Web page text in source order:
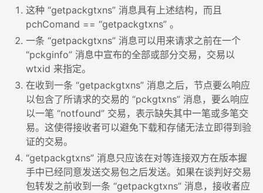
这种 “getpackgtxns” 消息具有上述结构，而且
pchComand == “getpackgtxns” 。
一条 “getpackgtxns” 消息可以用来请求之前在一个
“pckginfo” 消息中宣布的全部或部分交易，交易以
wtxid 来指定。
在收到一条 “getpackgtxns” 消息之后，节点要么响应
以包含了所请求的交易的 “pckgtxns” 消息，要么响应
以一笔 “notfound” 交易，表示缺失其中一笔或多笔交
易。这使得接收者可以避免下载和存储无法立即得到验
证的交易。
“getpackgtxns” 消息只应该在对等连接双方在版本握
手中已经同意发送交易包之后发送。如果在谈判好交易
包转发之前收到一条 “getpackgtxns” 消息，接收者应